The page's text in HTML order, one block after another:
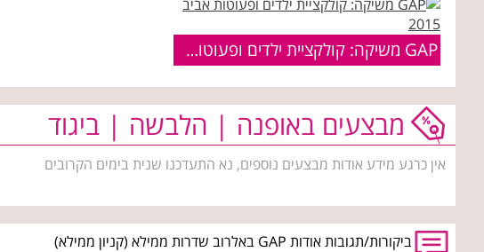
GAP משיקה: קולקציית ילדים ופעוטות אביב 2015
מבצעים באופנה | הלבשה | ביגוד
אין כרגע מידע אודות מבצעים נוספים, נא התעדכנו שנית בימים הקרובים
ביקורות/תגובות אודות GAP באלרוב שדרות ממילא (קניון ממילא)